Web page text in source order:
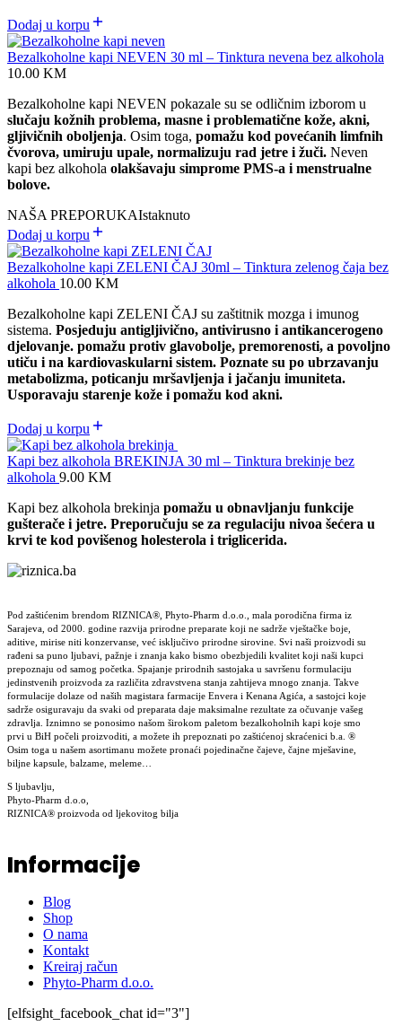
Dodaj u korpu
Bezalkoholne kapi NEVEN 30 ml – Tinktura nevena bez alkohola
10.00 KM
Bezalkoholne kapi NEVEN pokazale su se odličnim izborom u
slučaju kožnih problema, masne i problematične kože, akni,
gljivičnih oboljenja. Osim toga, pomažu kod povećanih limfnih
čvorova, umiruju upale, normalizuju rad jetre i žuči. Neven
kapi bez alkohola olakšavaju simprome PMS-a i menstrualne
bolove.
NAŠA PREPORUKAIstaknuto
Dodaj u korpu
Bezalkoholne kapi ZELENI ČAJ 30ml – Tinktura zelenog čaja bez
alkohola 10.00 KM
Bezalkoholne kapi ZELENI ČAJ su zaštitnik mozga i imunog
sistema. Posjeduju antigljivično, antivirusno i antikancerogeno
djelovanje. pomažu protiv glavobolje, premorenosti, a povoljno
utiču i na kardiovaskularni sistem. Poznate su po ubrzavanju
metabolizma, poticanju mršavljenja i jačanju imuniteta.
Usporavaju starenje kože i pomažu kod akni.
Dodaj u korpu
Kapi bez alkohola BREKINJA 30 ml – Tinktura brekinje bez
alkohola 9.00 KM
Kapi bez alkohola brekinja pomažu u obnavljanju funkcije
gušterače i jetre. Preporučuju se za regulaciju nivoa šećera u
krvi te kod povišenog holesterola i triglicerida.
Pod zaštićenim brendom RIZNICA®, Phyto-Pharm d.o.o., mala porodična firma iz
Sarajeva, od 2000. godine razvija prirodne preparate koji ne sadrže vještačke boje,
aditive, mirise niti konzervanse, već isključivo prirodne sirovine. Svi naši proizvodi su
rađeni sa puno ljubavi, pažnje i znanja kako bismo obezbjedili kvalitet koji naši kupci
prepoznaju od samog početka. Spajanje prirodnih sastojaka u savršenu formulaciju
jedinstvenih proizvoda za različita zdravstvena stanja zahtijeva mnogo znanja. Takve
formulacije dolaze od naših magistara farmacije Envera i Kenana Agića, a sastojci koje
sadrže osiguravaju da svaki od preparata daje maksimalne rezultate za očuvanje vašeg
zdravlja. Iznimno se ponosimo našom širokom paletom bezalkoholnih kapi koje smo
prvi u BiH počeli proizvoditi, a možete ih prepoznati po zaštićenoj skraćenici b.a. ®
Osim toga u našem asortimanu možete pronaći pojedinačne čajeve, čajne mješavine,
biljne kapsule, balzame, meleme…
S ljubavlju,
Phyto-Pharm d.o.o,
RIZNICA® proizvoda od ljekovitog bilja
Informacije
Blog
Shop
O nama
Kontakt
Kreiraj račun
Phyto-Pharm d.o.o.
[elfsight_facebook_chat id="3"]